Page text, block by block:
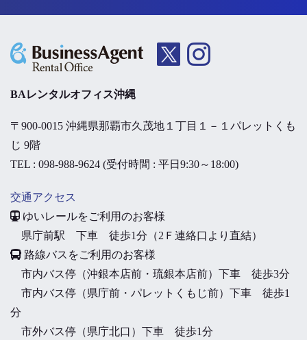
BAレンタルオフィス沖縄
〒900-0015 沖縄県那覇市久茂地１丁目１－１パレットくも
じ 9階
TEL : 098-988-9624 (受付時間 : 平日9:30～18:00)
交通アクセス
ゆいレールをご利用のお客様
県庁前駅 下車 徒歩1分（2Ｆ連絡口より直結）
路線バスをご利用のお客様
市内バス停（沖銀本店前・琉銀本店前）下車 徒歩3分
市内バス停（県庁前・パレットくもじ前）下車 徒歩1
分
市外バス停（県庁北口）下車 徒歩1分